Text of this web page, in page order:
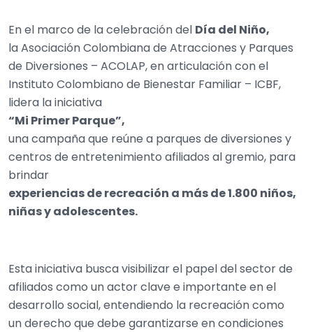
En el marco de la celebración del Día del Niño,
la Asociación Colombiana de Atracciones y Parques
de Diversiones – ACOLAP, en articulación con el
Instituto Colombiano de Bienestar Familiar – ICBF,
lidera la iniciativa
“Mi Primer Parque”,
una campaña que reúne a parques de diversiones y
centros de entretenimiento afiliados al gremio, para
brindar
experiencias de recreación a más de 1.800 niños,
niñas y adolescentes.
Esta iniciativa busca visibilizar el papel del sector de
afiliados como un actor clave e importante en el
desarrollo social, entendiendo la recreación como
un derecho que debe garantizarse en condiciones